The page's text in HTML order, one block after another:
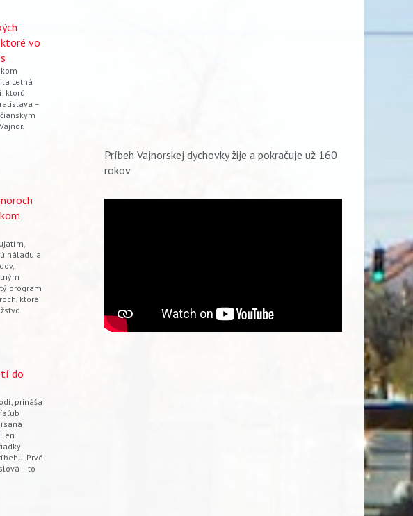
vo
Letná
ktorú
–
náladu a
program
ktoré
do
prináša
len
Prvé
– to
Príbeh Vajnorskej dychovky žije a pokračuje už 160
rokov